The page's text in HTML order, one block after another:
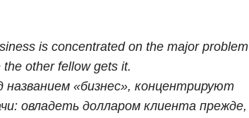
is concentrated on the major problem
other fellow gets it.
«бизнес», концентрируют
овладеть долларом клиента прежде,